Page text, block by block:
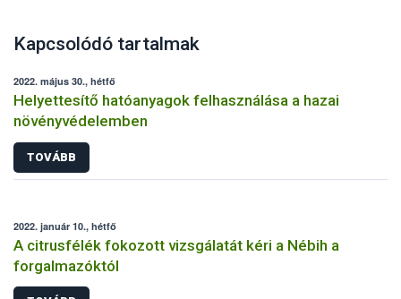
Kapcsolódó tartalmak
2022. május 30., hétfő
Helyettesítő hatóanyagok felhasználása a hazai
növényvédelemben
TOVÁBB
2022. január 10., hétfő
A citrusfélék fokozott vizsgálatát kéri a Nébih a
forgalmazóktól